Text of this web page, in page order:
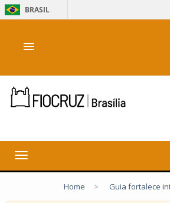
BRASIL
menu
Toggle
navigation
Home > Guia fortalece